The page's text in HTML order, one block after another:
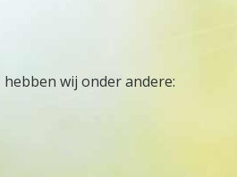
wij onder andere: